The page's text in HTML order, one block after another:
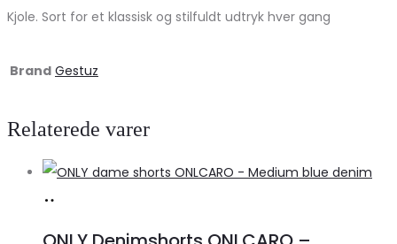
Kjole. Sort for et klassisk og stilfuldt udtryk hver gang
Brand Gestuz
Relaterede varer